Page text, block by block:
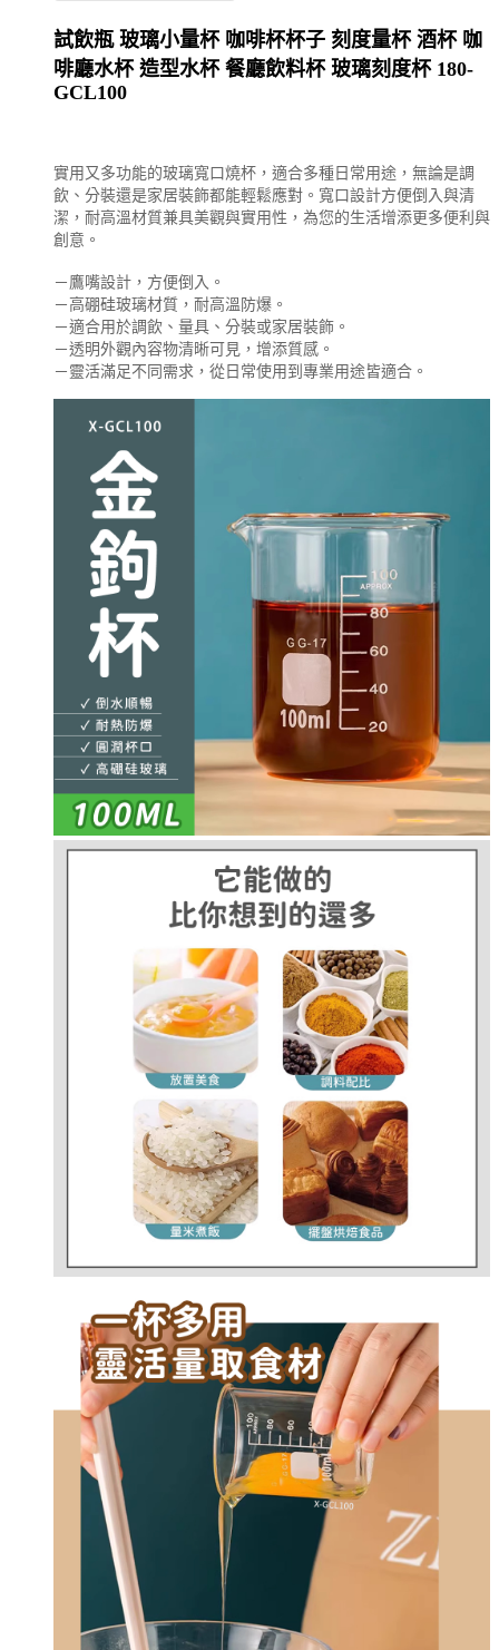
試飲瓶 玻璃小量杯 咖啡杯杯子 刻度量杯 酒杯 咖
啡廳水杯 造型水杯 餐廳飲料杯 玻璃刻度杯 180-
GCL100
實用又多功能的玻璃寬口燒杯，適合多種日常用途，無論是調
飲、分裝還是家居裝飾都能輕鬆應對。寬口設計方便倒入與清
潔，耐高溫材質兼具美觀與實用性，為您的生活增添更多便利與
創意。
－鷹嘴設計，方便倒入。
－高硼硅玻璃材質，耐高溫防爆。
－適合用於調飲、量具、分裝或家居裝飾。
－透明外觀內容物清晰可見，增添質感。
－靈活滿足不同需求，從日常使用到專業用途皆適合。